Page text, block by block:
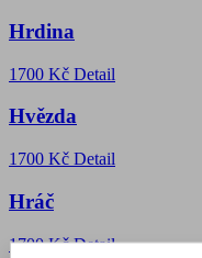
Hrdina
1700 Kč Detail
Hvězda
1700 Kč Detail
Hráč
1700 Kč Detail